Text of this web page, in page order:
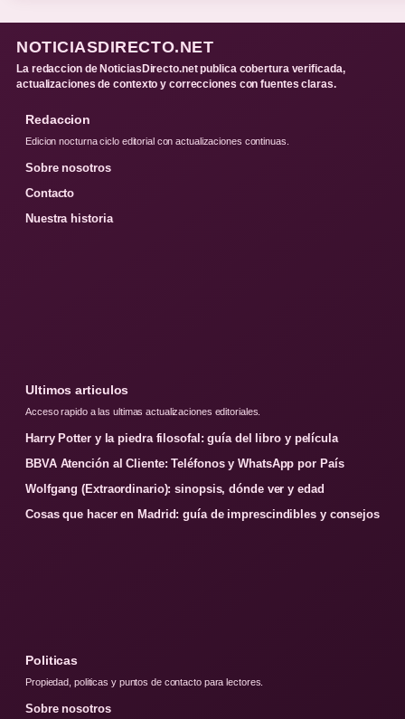
NOTICIASDIRECTO.NET
La redaccion de NoticiasDirecto.net publica cobertura verificada,
actualizaciones de contexto y correcciones con fuentes claras.
Redaccion
Edicion nocturna ciclo editorial con actualizaciones continuas.
Sobre nosotros
Contacto
Nuestra historia
Ultimos articulos
Acceso rapido a las ultimas actualizaciones editoriales.
Harry Potter y la piedra filosofal: guía del libro y película
BBVA Atención al Cliente: Teléfonos y WhatsApp por País
Wolfgang (Extraordinario): sinopsis, dónde ver y edad
Cosas que hacer en Madrid: guía de imprescindibles y consejos
Politicas
Propiedad, politicas y puntos de contacto para lectores.
Sobre nosotros